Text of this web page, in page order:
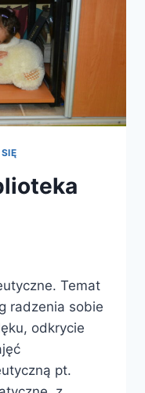
Temat
radzenia sobie
odkrycie
pt.